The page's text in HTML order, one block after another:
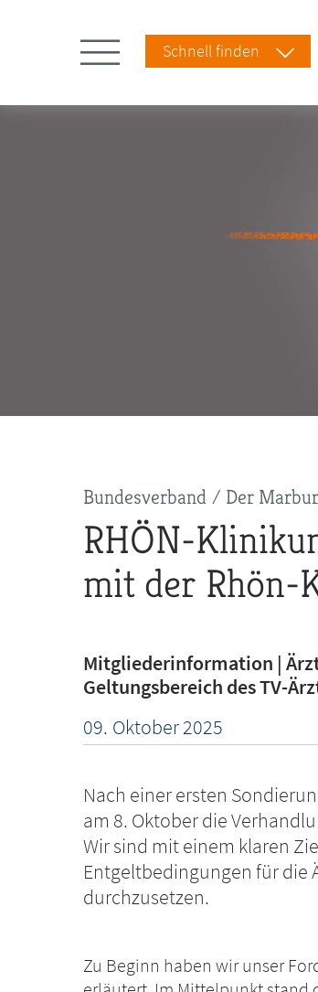
Schnell finden
Pfadnavigation
Bundesverband Der
RHÖN-
mit der Rhön-
Mitgliederinformation |
Geltungsbereich des TV-
09. Oktober2025
Nach einer ersten
am 8. Oktober die
Wir sind mit einem klaren
Entgeltbedingungen für die
durchzusetzen.
Zu Beginn haben wir unser